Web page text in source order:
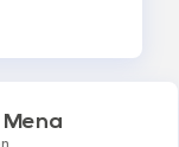
Mena